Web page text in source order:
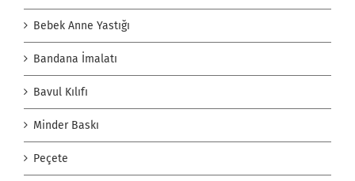
Bebek Anne Yastığı
Bandana İmalatı
Bavul Kılıfı
Minder Baskı
Peçete